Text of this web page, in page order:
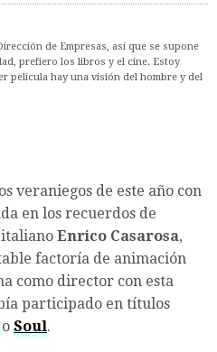
de Empresas, así que se supone
prefiero los libros y el cine. Estoy
película hay una visión del hombre y del
veraniegos de este año con
en los recuerdos de
Enrico Casarosa,
factoría de animación
como director con esta
participado en títulos
o Soul.